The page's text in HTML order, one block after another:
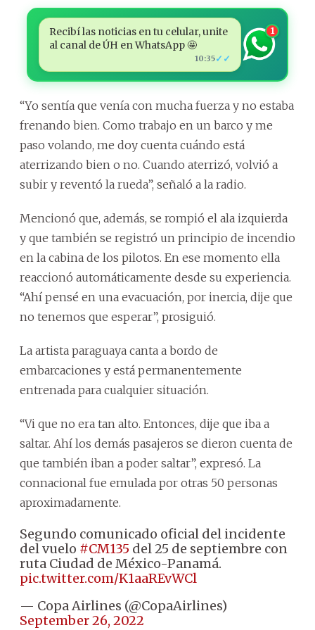
Recibí las noticias en tu celular, unite
al canal de ÚH en WhatsApp 🤩
10:35✓✓
1
“Yo sentía que venía con mucha fuerza y no estaba
frenando bien. Como trabajo en un barco y me
paso volando, me doy cuenta cuándo está
aterrizando bien o no. Cuando aterrizó, volvió a
subir y reventó la rueda”, señaló a la radio.
Mencionó que, además, se rompió el ala izquierda
y que también se registró un principio de incendio
en la cabina de los pilotos. En ese momento ella
reaccionó automáticamente desde su experiencia.
“Ahí pensé en una evacuación, por inercia, dije que
no tenemos que esperar”, prosiguió.
La artista paraguaya canta a bordo de
embarcaciones y está permanentemente
entrenada para cualquier situación.
“Vi que no era tan alto. Entonces, dije que iba a
saltar. Ahí los demás pasajeros se dieron cuenta de
que también iban a poder saltar”, expresó. La
connacional fue emulada por otras 50 personas
aproximadamente.
Segundo comunicado oficial del incidente
del vuelo #CM135 del 25 de septiembre con
ruta Ciudad de México-Panamá.
pic.twitter.com/K1aaREvWCl
— Copa Airlines (@CopaAirlines)
September 26, 2022